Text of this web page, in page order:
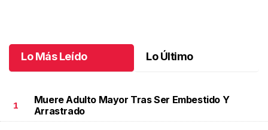
Lo Más Leído Lo Último
1
Muere Adulto Mayor Tras Ser Embestido Y
Arrastrado